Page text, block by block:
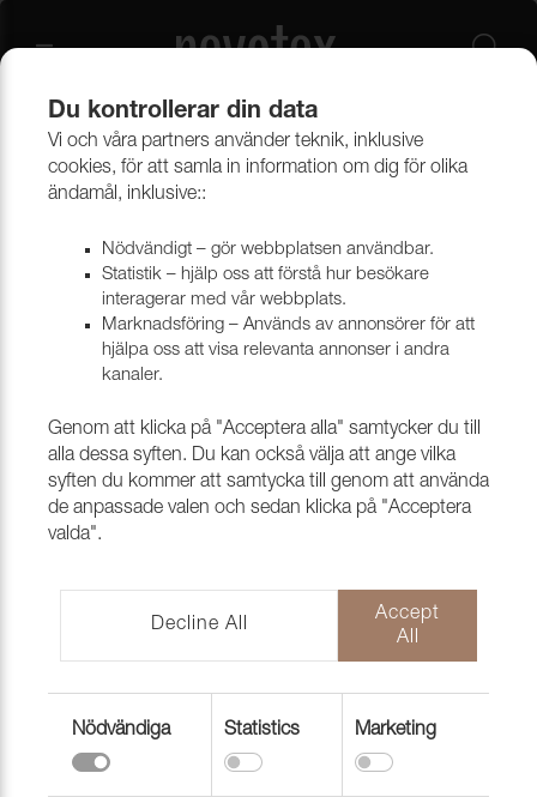
Beklädnadsmaterial Möbeltyger Alla möbeltyger
Tyg Galaxy 17 Mare
1010208
Du kontrollerar din data
Vi och våra partners använder teknik, inklusive
cookies, för att samla in information om dig för olika
ändamål, inklusive::
Nödvändigt – gör webbplatsen användbar.
Statistik – hjälp oss att förstå hur besökare
interagerar med vår webbplats.
Marknadsföring – Används av annonsörer för att
hjälpa oss att visa relevanta annonser i andra
kanaler.
Genom att klicka på "Acceptera alla" samtycker du till
alla dessa syften. Du kan också välja att ange vilka
syften du kommer att samtycka till genom att använda
de anpassade valen och sedan klicka på "Acceptera
valda".
Decline All
Accept
All
Nödvändiga Statistics Marketing